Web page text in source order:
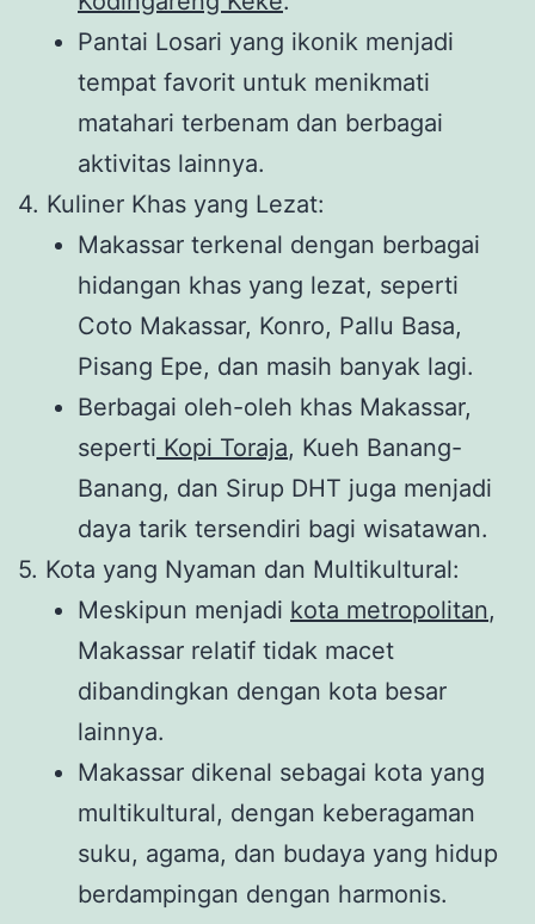
Pantai Losari yang ikonik menjadi
tempat favorit untuk menikmati
matahari terbenam dan berbagai
aktivitas lainnya.
4. Kuliner Khas yang Lezat:
Makassar terkenal dengan berbagai
hidangan khas yang lezat, seperti
Coto Makassar, Konro, Pallu Basa,
Pisang Epe, dan masih banyak lagi.
Berbagai oleh-oleh khas Makassar,
seperti Kopi Toraja, Kueh Banang-
Banang, dan Sirup DHT juga menjadi
daya tarik tersendiri bagi wisatawan.
5. Kota yang Nyaman dan Multikultural:
Meskipun menjadi kota metropolitan,
Makassar relatif tidak macet
dibandingkan dengan kota besar
lainnya.
Makassar dikenal sebagai kota yang
multikultural, dengan keberagaman
suku, agama, dan budaya yang hidup
berdampingan dengan harmonis.